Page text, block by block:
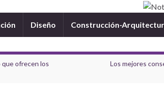
Diseño Construcción-
que ofrecen los
Los mejores